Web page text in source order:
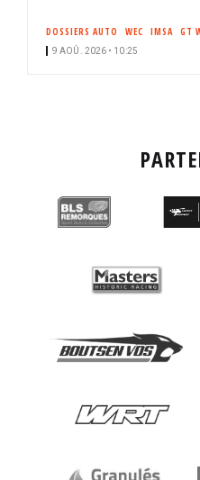
DOSSIERS AUTO WEC IMSA GT
9 AOÛ. 2026 • 10:25